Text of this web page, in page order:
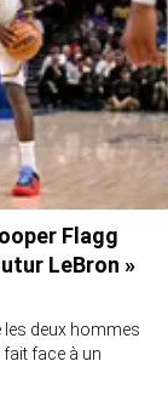
Flagg
LeBron »
les deux hommes
fait face à un